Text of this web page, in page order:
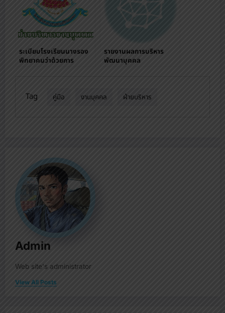
ระเบียบโรงเรียนนางรอง
พิทยาคมว่าด้วยการ
รายงานผลการบริหาร
พัฒนาบุคคล
Tag คู่มือ งานบุคคล ฝ่ายบริหาร
Admin
Web site's administrator
View All Posts